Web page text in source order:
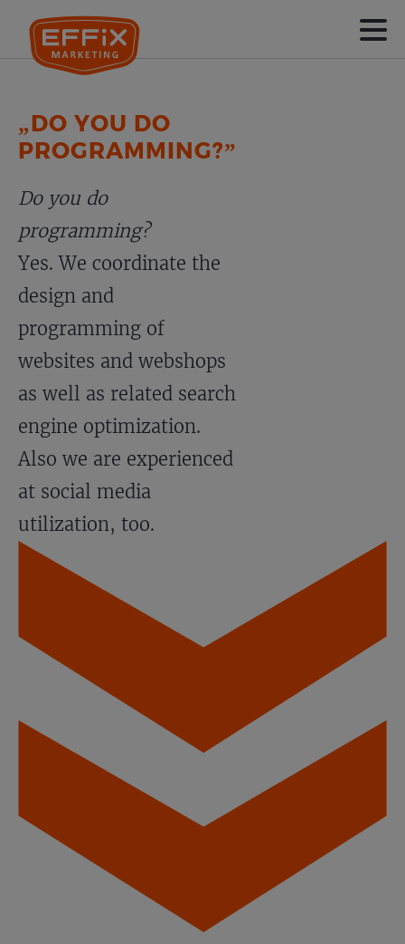
„DO YOU DO
PROGRAMMING?”
Do you do
programming?
Yes. We coordinate the
design and
programming of
websites and webshops
as well as related search
engine optimization.
Also we are experienced
at social media
utilization, too.